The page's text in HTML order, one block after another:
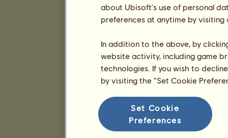
about Ubisoft's use of personal
preferences at anytime by
In addition to the above, by
website activity, including game
technologies. If you wish to
by visiting the “Set Cookie
Set Cookie
Preferences